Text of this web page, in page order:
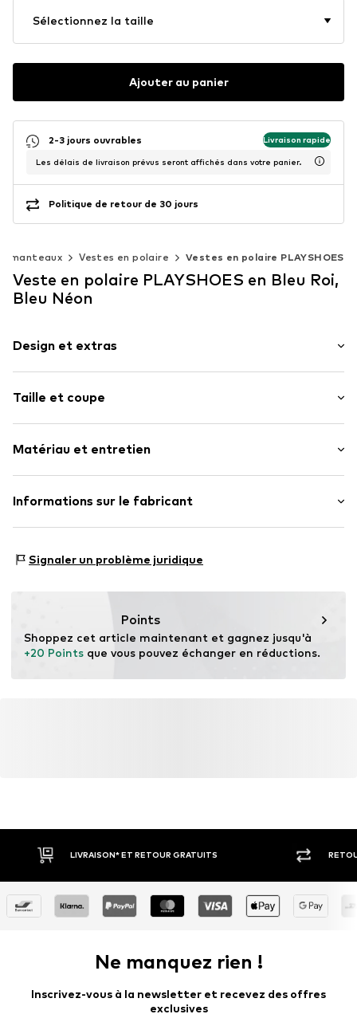
Sélectionnez la taille
Ajouter au panier
2-3 jours ouvrables Livraison rapide
Les délais de livraison prévus seront affichés dans votre panier.
Politique de retour de 30 jours
manteaux Vestes en polaire Vestes en polaire PLAYSHOES
Veste en polaire PLAYSHOES en Bleu Roi,
Bleu Néon
Design et extras
Col montant
ourlet / bord bordé
Coupe droite
Etiquette patch / étiquette flag
Taille et coupe
Longueur : Longueur normale
Coupe : Coupe normale
Matériau et entretien
Matériau : 100% Polyester - PES
Informations sur le fabricant
72461 Albstadt
Signaler un problème juridique
Points
+20 Points que vous pouvez échanger en réductions.
LIVRAISON* ET RETOUR GRATUITS
Ne manquez rien !
Inscrivez-vous à la newsletter et recevez des offres
exclusives